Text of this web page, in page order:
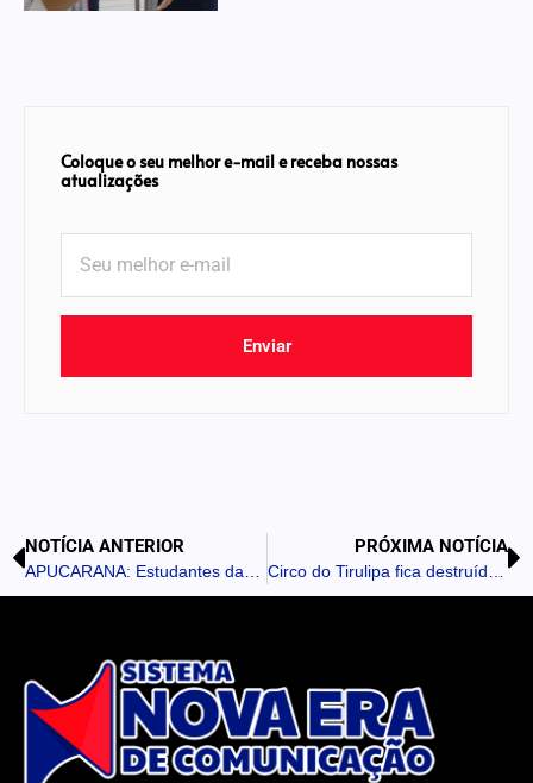
Coloque o seu melhor e-mail e receba nossas
atualizações
Enviar
NOTÍCIA ANTERIOR
APUCARANA: Estudantes das escolas municipais aprendem trânsito na prática e ajudam a levar conscientização para dentro de casa
PRÓXIMA NOTÍCIA
Circo do Tirulipa fica destruído após incêndio de grandes proporções no RN